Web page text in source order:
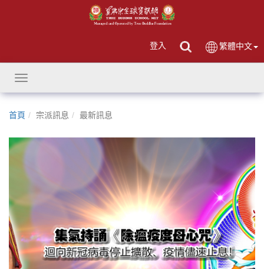
登入 繁體中文
Toggle
navigation
首頁 宗派訊息 最新訊息